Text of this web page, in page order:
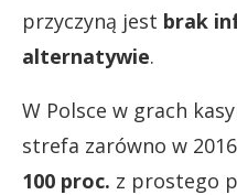
przyczyną jest brak
alternatywie.
W Polsce w grach
strefa zarówno w
100 proc. z prostego